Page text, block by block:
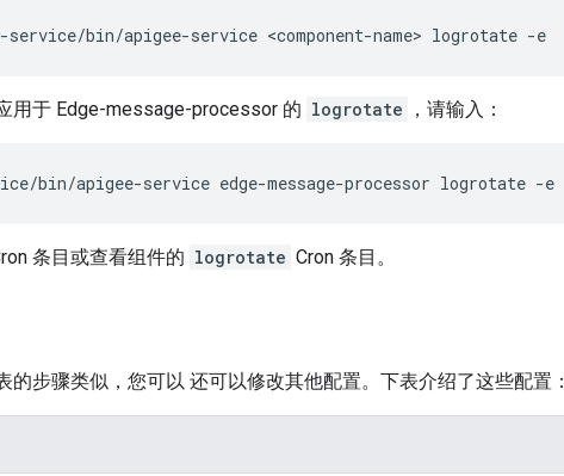
service/bin/apigee-service <component-name> logrotate -e
用于 Edge-message-processor 的 logrotate ，请输入：
bin/apigee-service edge-message-processor logrotate -e
条目或查看组件的 logrotate Cron 条目。
的步骤类似，您可以 还可以修改其他配置。下表介绍了这些配置：